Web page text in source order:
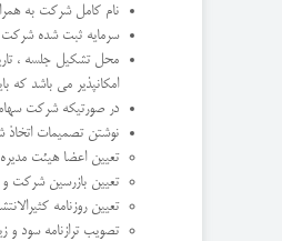
نام کامل شرکت به
سرمایه ثبت شده شرکت
محل تشکیل جلسه ،
امکانپذیر می باشد که
در صورتیکه شرکت
نوشتن تصمیمات اتخاذ
تعیین اعضا هیئت
تعیین بازرسین شرکت و
تعیین روزنامه
تصویب ترازنامه سود و